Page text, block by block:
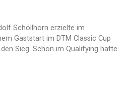
Schöllhorn erzielte im
Gaststart im DTM Classic Cup
Sieg. Schon im Qualifying hatte